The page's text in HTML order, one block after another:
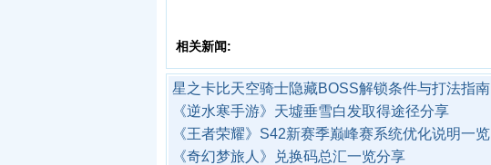
相关新闻:
星之卡比天空骑士隐藏BOSS解锁条件与打法指南
《逆水寒手游》天墟垂雪白发取得途径分享
《王者荣耀》S42新赛季巅峰赛系统优化说明一览
《奇幻梦旅人》兑换码总汇一览分享